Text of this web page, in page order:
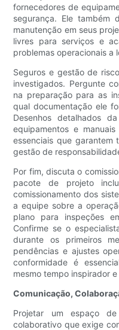
fornecedores de
segurança. Ele também
manutenção em seus
livres para serviços e
problemas operacionais a
Seguros e gestão de
investigados. Pergunte
na preparação para as
qual documentação ele
Desenhos detalhados
equipamentos e
essenciais que garantem
gestão de
Por fim, discuta o
pacote de projeto
comissionamento dos
a equipe sobre a
plano para inspeções
Confirme se o
durante os primeiros
pendências e ajustes
conformidade é
mesmo tempo inspirador
Comunicação,
Projetar um espaço
colaborativo que exige